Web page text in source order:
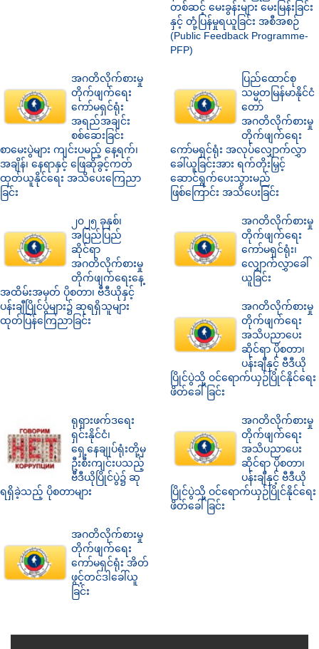
တစ်ဆင့် မေးခွန်းများ မေးမြန်းခြင်း
နှင့် တုံ့ပြန်မှုရယူခြင်း အစီအစဉ်
(Public Feedback Programme-
PFP)
အဂတိလိုက်စားမှု
တိုက်ဖျက်ရေး
ကော်မရှင်ရုံး
အရည်အချင်း
စစ်ဆေးခြင်း
စာမေးပွဲများ ကျင်းပမည့် နေ့ရက်၊
အချိန်၊ နေရာနှင့် ဖြေဆိုခွင့်ကတ်
ထုတ်ယူနိုင်ရေး အသိပေးကြေညာ
ခြင်း
ပြည်ထောင်စု
သမ္မတမြန်မာနိုင်ငံ
တော်
အဂတိလိုက်စားမှု
တိုက်ဖျက်ရေး
ကော်မရှင်ရုံး အလုပ်လျှောက်လွှာ
ခေါ်ယူခြင်းအား ရက်တိုးမြှင့်
ဆောင်ရွက်ပေးသွားမည်
ဖြစ်ကြောင်း အသိပေးခြင်း
၂၀၂၅ ခုနှစ်၊
အပြည်ပြည်
ဆိုင်ရာ
အဂတိလိုက်စားမှု
တိုက်ဖျက်ရေးနေ့
အထိမ်းအမှတ် ပိုစတာ၊ ဗီဒီယိုနှင့်
ပန်းချီပြိုင်ပွဲများ၌ ဆုရရှိသူများ
ထုတ်ပြန်ကြေညာခြင်း
အဂတိလိုက်စားမှု
တိုက်ဖျက်ရေး
ကော်မရှင်ရုံး၊
လျှောက်လွှာခေါ်
ယူခြင်း
အဂတိလိုက်စားမှု
တိုက်ဖျက်ရေး
အသိပညာပေး
ဆိုင်ရာ ပိုစတာ၊
ပန်းချီနှင့် ဗီဒီယို
ပြိုင်ပွဲသို့ ဝင်ရောက်ယှဉ်ပြိုင်နိုင်ရေး
ဖိတ်ခေါ်ခြင်း
ရုရှားဖက်ဒရေး
ရှင်းနိုင်ငံ၊
ရှေ့နေချုပ်ရုံးတို့မှ
ဦးစီးကျင်းပသည့်
ဗီဒီယိုပြိုင်ပွဲ၌ ဆု
ရရှိခဲ့သည့် ပိုစတာများ
အဂတိလိုက်စားမှု
တိုက်ဖျက်ရေး
အသိပညာပေး
ဆိုင်ရာ ပိုစတာ၊
ပန်းချီနှင့် ဗီဒီယို
ပြိုင်ပွဲသို့ ဝင်ရောက်ယှဉ်ပြိုင်နိုင်ရေး
ဖိတ်ခေါ်ခြင်း
အဂတိလိုက်စားမှု
တိုက်ဖျက်ရေး
ကော်မရှင်ရုံး အိတ်
ဖွင့်တင်ဒါခေါ်ယူ
ခြင်း